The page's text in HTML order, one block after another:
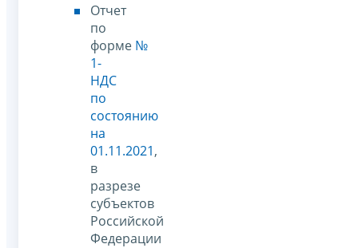
Отчет
по
форме №
1-
НДС
по
состоянию
на
01.11.2021,
в
разрезе
субъектов
Российской
Федерации